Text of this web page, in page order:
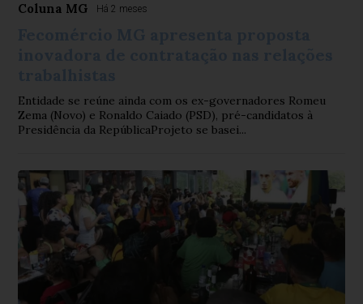
Coluna MG Há 2 meses
Entidade se reúne ainda com os ex-governadores Romeu
Zema (Novo) e Ronaldo Caiado (PSD), pré-candidatos à
Presidência da RepúblicaProjeto se basei...